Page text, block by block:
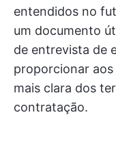
entendidos no
um documento
de entrevista de
proporcionar
mais clara dos
contratação.